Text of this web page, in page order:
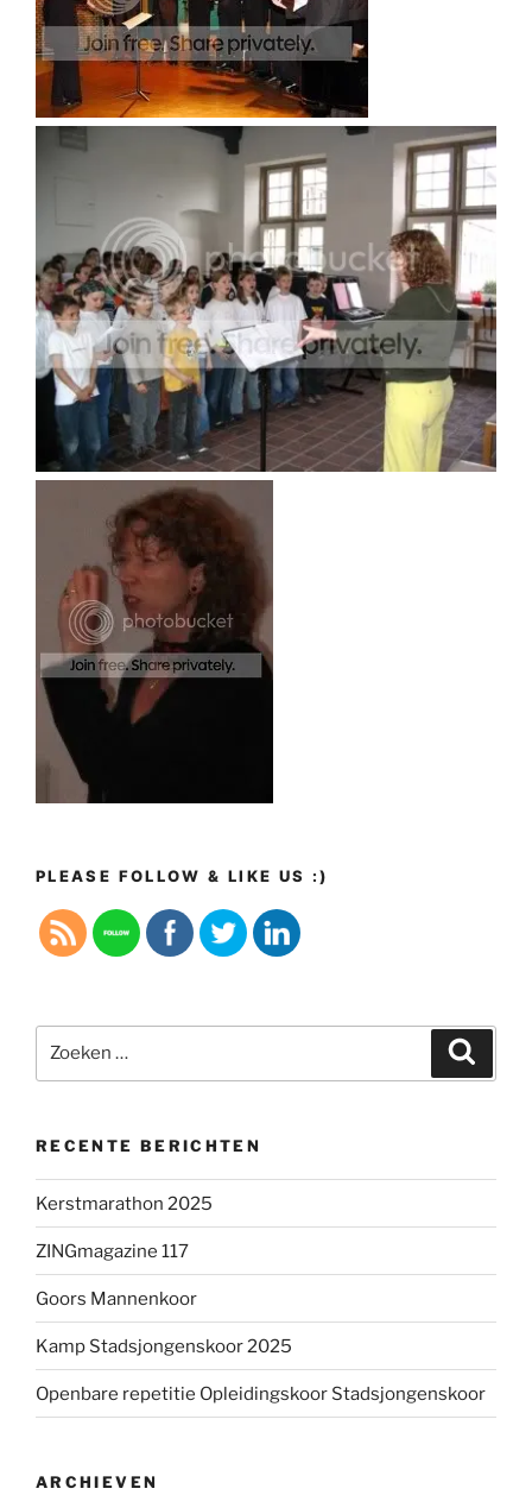
PLEASE FOLLOW & LIKE US :)
naar:
RECENTE BERICHTEN
Kerstmarathon 2025
ZINGmagazine 117
Goors Mannenkoor
Kamp Stadsjongenskoor 2025
Openbare repetitie Opleidingskoor Stadsjongenskoor
ARCHIEVEN